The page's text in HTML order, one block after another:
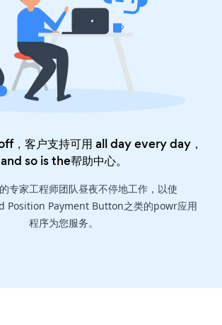
，客户支持可用 all day every day，
and so is the帮助中心。
专家工程师团队昼夜不停地工作，以使
Position Payment Button之类的powr应用
程序为您服务。